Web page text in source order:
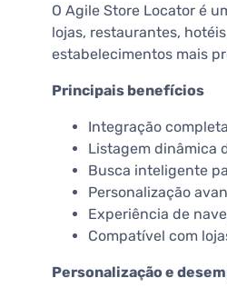
O Agile Store Locator é
lojas, restaurantes,
estabelecimentos mais
Principais benefícios
Integração
Listagem dinâmica
Busca inteligente
Personalização
Experiência de
Compatível com
Personalização e